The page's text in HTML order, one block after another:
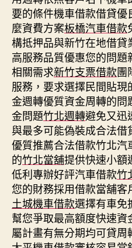
要的條件機車借款借貸
麼資費方案板橋汽車借款
構抵押品與新竹在地借貸
高服務品質優惠您的問
相關需求新竹支票借款團
服務，要求選擇民間貼現
金週轉優質資金周轉的
金問題竹北週轉避免又迅
與最多可能偽裝成合法借
優質推薦合法借款竹北
的竹北當舖提供快速小額
低利專辦好評汽車借款竹
您的財務採用借款當舖
土城機車借款選擇有車免
幫您爭取最高額度快速資
屬計畫有無分期均可貸